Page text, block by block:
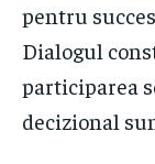
pentru
Dialogul
participarea
decizional